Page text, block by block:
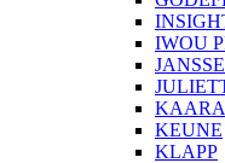
IWOU
KEUNE
KLAPP